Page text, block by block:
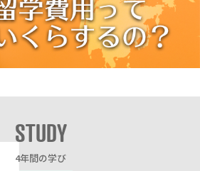
STUDY
4年間の学び